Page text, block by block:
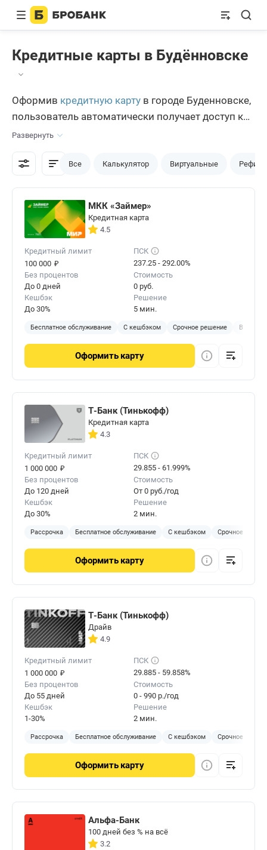
Кредитные карты в Будённовске
Оформив кредитную карту в городе Буденновске,
пользователь автоматически получает доступ к
достаточно широкому операционному
функционалу. Кредитный лимит расходуется в
свободном порядке, без контроля расходов со
предложений доступен на едином кредитном
портале Бробанк.ру.
Развернуть
Все Калькулятор Виртуальные
МКК «Займер»
Кредитная карта
4.5
Кредитный лимит
100 000 ₽
ПСК
237.25 - 292.00%
Без процентов
До 0 дней
Стоимость
0 руб.
Кешбэк
До 30%
Решение
5 мин.
Бесплатное обслуживание С кешбэком Срочное решение
Оформить карту
Т-Банк (Тинькофф)
Кредитная карта
4.3
Кредитный лимит
1 000 000 ₽
ПСК
29.855 - 61.999%
Без процентов
До 120 дней
Стоимость
От 0 руб./год
Кешбэк
До 30%
Решение
2 мин.
Рассрочка Бесплатное обслуживание С кешбэком Срочное
Оформить карту
Т-Банк (Тинькофф)
Драйв
4.9
Кредитный лимит
1 000 000 ₽
ПСК
29.885 - 59.858%
Без процентов
До 55 дней
Стоимость
0 - 990 р./год
Кешбэк
1-30%
Решение
2 мин.
Рассрочка Бесплатное обслуживание С кешбэком Срочное
Оформить карту
Альфа-Банк
100 дней без % на всё
3.2